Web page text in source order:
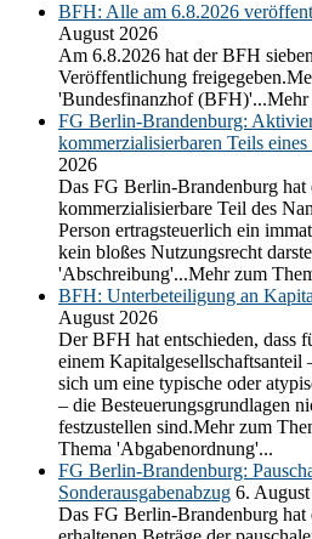
BFH: Alle am 6.8.2026
August 2026
Am 6.8.2026 hat der BFH
Veröffentlichung
'Bundesfinanzhof
FG Berlin-Brandenburg:
kommerzialisierbaren Teils eines
2026
Das FG Berlin-Brandenburg hat
kommerzialisierbare Teil des
Person ertragsteuerlich ein
kein bloßes Nutzungsrecht
'Abschreibung'...Mehr zum
BFH: Unterbeteiligung an
August 2026
Der BFH hat entschieden, dass
einem Kapitalgesellschaftsanteil
sich um eine typische oder
– die Besteuerungsgrundlagen
festzustellen sind.Mehr zum
Thema 'Abgabenordnung'...
FG Berlin-Brandenburg:
Sonderausgabenabzug 6.
Das FG Berlin-Brandenburg hat